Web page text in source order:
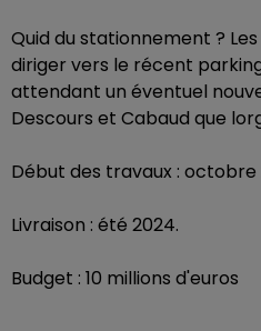
Quid du stationnement ?
diriger vers le récent
attendant un éventuel
Descours et Cabaud que
Début des travaux : octobre
Livraison : été 2024.
Budget : 10 millions d'euros